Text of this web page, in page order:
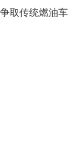
取传统燃油车